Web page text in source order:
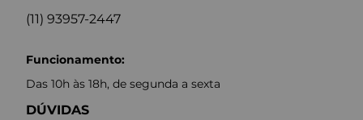
(11) 93957-2447
Funcionamento:
Das 10h às 18h, de segunda a sexta
DÚVIDAS